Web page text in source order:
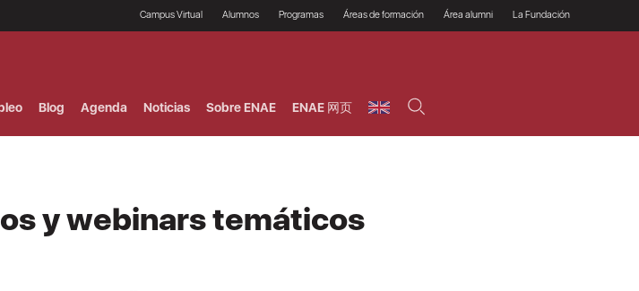
Campus Virtual Alumnos
Prácticas en empresas
Imagin LaCaixa
Programas
Programas Ejecutivos
Áreas de formación
Riesgos
Dirección / Gestión /
Administración de
Área alumni La Fundación
Blog Agenda Noticias Sobre ENAE ENAE 网页
y webinars temáticos